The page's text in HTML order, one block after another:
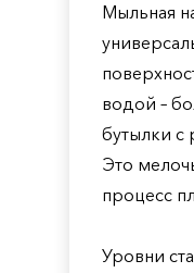
Мыльная
водой –
бутылки с
Это
процесс
Уровни